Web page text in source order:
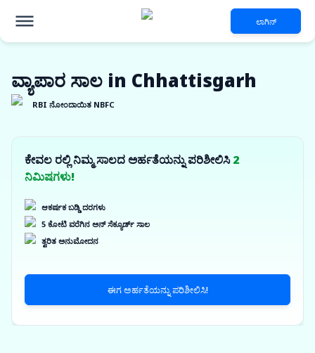
ಲಾಗಿನ್
ವ್ಯಾಪಾರ ಸಾಲ in Chhattisgarh
RBI ನೋಂದಾಯಿತ NBFC
ಕೇವಲ ರಲ್ಲಿ ನಿಮ್ಮ ಸಾಲದ ಅರ್ಹತೆಯನ್ನು ಪರಿಶೀಲಿಸಿ2
ನಿಮಿಷಗಳು!
ಆಕರ್ಷಕ ಬಡ್ಡಿ ದರಗಳು
5 ಕೋಟಿ ವರೆಗಿನ ಅನ್ ಸೆಕ್ಯೂರ್ಡ್ ಸಾಲ
ತ್ವರಿತ ಅನುಮೋದನ
ಈಗ ಅರ್ಹತೆಯನ್ನು ಪರಿಶೀಲಿಸಿ!